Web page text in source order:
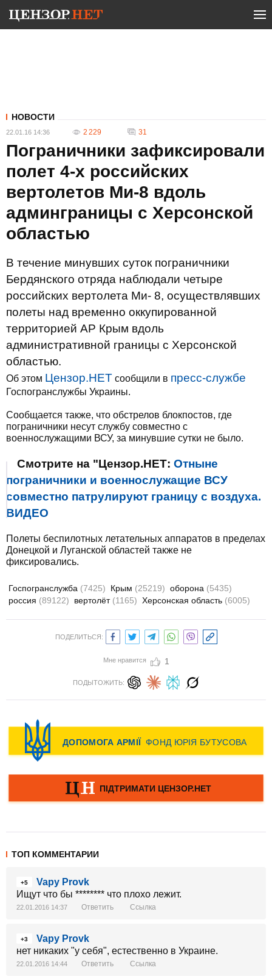
НОВОСТИ
22.01.16 14:36 2 229 31
Пограничники зафиксировали
полет 4-х российских
вертолетов Ми-8 вдоль
админграницы с Херсонской
областью
В течение минувших суток пограничники
Бердянского отряда наблюдали четыре
российских вертолета Ми- 8, осуществлявших
полеты над временно оккупированной
территорией АР Крым вдоль
административной границы с Херсонской
областью.
Об этом Цензор.НЕТ сообщили в пресс-службе
Госпогранслужбы Украины.
Сообщается также, что обстрелов блокпостов, где
пограничники несут службу совместно с
военнослужащими ВСУ, за минувшие сутки не было.
Смотрите на "Цензор.НЕТ: Отныне
пограничники и военнослужащие ВСУ
совместно патрулируют границу с воздуха.
ВИДЕО
Полеты беспилотных летательных аппаратов в пределах
Донецкой и Луганской областей также не
фиксировались.
Госпогранслужба (7425) Крым (25219) оборона (5435)
россия (89122) вертолёт (1165) Херсонская область (6005)
ПОДЕЛИТЬСЯ:
Мне нравится 1
ПОДЫТОЖИТЬ:
ТОП КОММЕНТАРИИ
+5
Vapy Provk
Ищут что бы ******** что плохо лежит.
22.01.2016 14:37 Ответить Ссылка
+3
Vapy Provk
нет никаких "у себя", естественно в Украине.
22.01.2016 14:44 Ответить Ссылка